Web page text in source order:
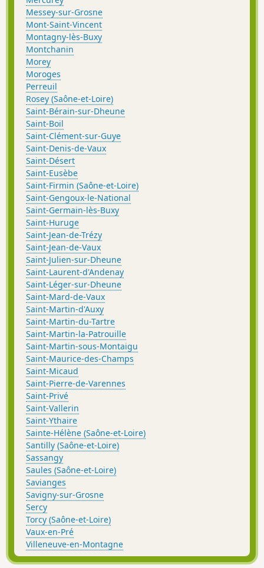
Messey-sur-Grosne
Mont-Saint-Vincent
Montagny-lès-Buxy
Montchanin
Morey
Moroges
Perreuil
Rosey (Saône-et-Loire)
Saint-Bérain-sur-Dheune
Saint-Boil
Saint-Clément-sur-Guye
Saint-Denis-de-Vaux
Saint-Désert
Saint-Eusèbe
Saint-Firmin (Saône-et-Loire)
Saint-Gengoux-le-National
Saint-Germain-lès-Buxy
Saint-Huruge
Saint-Jean-de-Trézy
Saint-Jean-de-Vaux
Saint-Julien-sur-Dheune
Saint-Laurent-d'Andenay
Saint-Léger-sur-Dheune
Saint-Mard-de-Vaux
Saint-Martin-d'Auxy
Saint-Martin-du-Tartre
Saint-Martin-la-Patrouille
Saint-Martin-sous-Montaigu
Saint-Maurice-des-Champs
Saint-Micaud
Saint-Pierre-de-Varennes
Saint-Privé
Saint-Vallerin
Saint-Ythaire
Sainte-Hélène (Saône-et-Loire)
Santilly (Saône-et-Loire)
Sassangy
Saules (Saône-et-Loire)
Savianges
Savigny-sur-Grosne
Sercy
Torcy (Saône-et-Loire)
Vaux-en-Pré
Villeneuve-en-Montagne